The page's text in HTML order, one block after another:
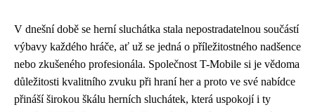
V dnešní době se herní sluchátka stala nepostradatelnou součástí
výbavy každého hráče, ať už se jedná o příležitostného nadšence
nebo zkušeného profesionála. Společnost T-Mobile si je vědoma
důležitosti kvalitního zvuku při hraní her a proto ve své nabídce
přináší širokou škálu herních sluchátek, která uspokojí i ty